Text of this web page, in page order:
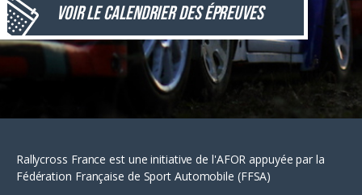
Voir le calendrier des épreuves
Rallycross France est une initiative de l'AFOR appuyée par la
Fédération Française de Sport Automobile (FFSA)